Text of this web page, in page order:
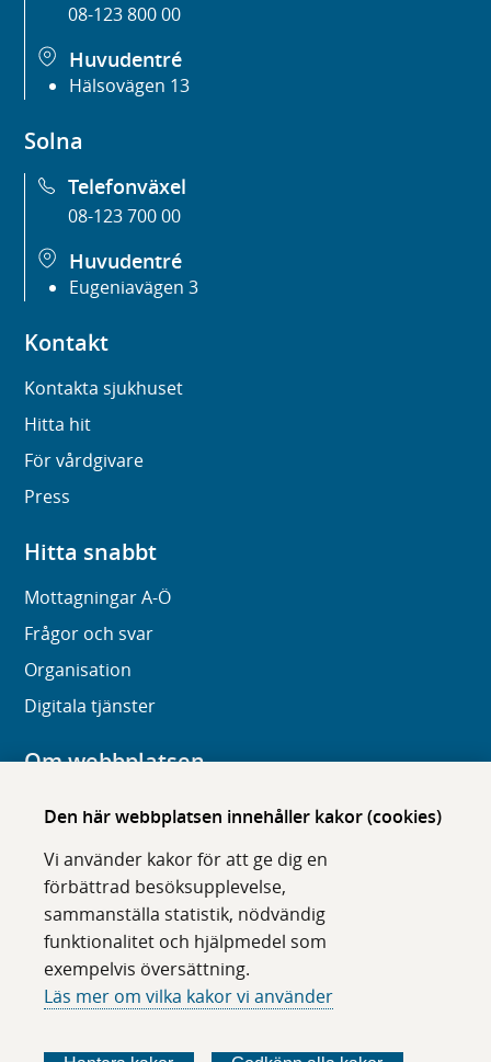
Den här webbplatsen innehåller kakor (cookies)
Vi använder kakor för att ge dig en
förbättrad besöksupplevelse,
sammanställa statistik, nödvändig
funktionalitet och hjälpmedel som
exempelvis översättning.
Läs mer om vilka kakor vi använder
08-123 800 00
Huvudentré
Hälsovägen 13
Solna
Telefonväxel
08-123 700 00
Huvudentré
Eugeniavägen 3
Kontakt
Kontakta sjukhuset
Hitta hit
För vårdgivare
Press
Hitta snabbt
Mottagningar A-Ö
Frågor och svar
Organisation
Digitala tjänster
Om webbplatsen
Om karolinska.se
Tillgänglighet
Om cookies
Följ oss i sociala medier
ö
ö
ö